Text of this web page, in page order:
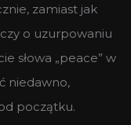
zamiast jak
o uzurpowaniu
słowa „peace” w
niedawno,
początku.